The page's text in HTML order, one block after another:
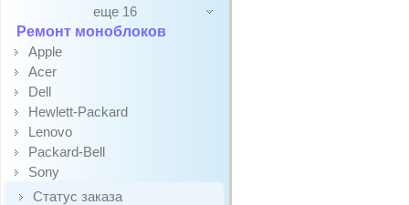
еще 16
Ремонт моноблоков
Apple
Acer
Dell
Hewlett-Packard
Lenovo
Packard-Bell
Sony
Статус заказа